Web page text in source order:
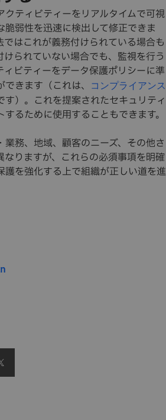
クティビティーをリアルタイムで可視
弱性を迅速に検出して修正できま
はこれが義務付けられている場合も
られていない場合でも、監視を行う
ィビティーをデータ保護ポリシーに準
きます（これは、
コンプライアンス
す）。これを提案されたセキュリティ
るために使用することもできます。
業務、地域、顧客のニーズ、その他さ
なりますが、これらの必須事項を明確
護を強化する上で組織が正しい道を進